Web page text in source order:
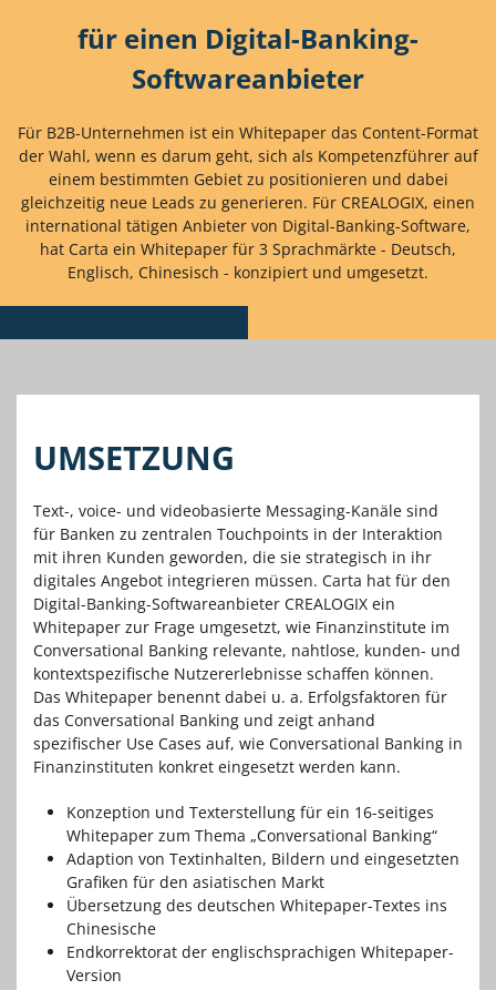
für einen Digital-Banking-
Softwareanbieter
Für B2B-Unternehmen ist ein Whitepaper das Content-Format
der Wahl, wenn es darum geht, sich als Kompetenzführer auf
einem bestimmten Gebiet zu positionieren und dabei
gleichzeitig neue Leads zu generieren. Für CREALOGIX, einen
international tätigen Anbieter von Digital-Banking-Software,
hat Carta ein Whitepaper für 3 Sprachmärkte - Deutsch,
Englisch, Chinesisch - konzipiert und umgesetzt.
UMSETZUNG
Text-, voice- und videobasierte Messaging-Kanäle sind
für Banken zu zentralen Touchpoints in der Interaktion
mit ihren Kunden geworden, die sie strategisch in ihr
digitales Angebot integrieren müssen. Carta hat für den
Digital-Banking-Softwareanbieter CREALOGIX ein
Whitepaper zur Frage umgesetzt, wie Finanzinstitute im
Conversational Banking relevante, nahtlose, kunden- und
kontextspezifische Nutzererlebnisse schaffen können.
Das Whitepaper benennt dabei u. a. Erfolgsfaktoren für
das Conversational Banking und zeigt anhand
spezifischer Use Cases auf, wie Conversational Banking in
Finanzinstituten konkret eingesetzt werden kann.
Konzeption und Texterstellung für ein 16-seitiges
Whitepaper zum Thema „Conversational Banking“
Adaption von Textinhalten, Bildern und eingesetzten
Grafiken für den asiatischen Markt
Übersetzung des deutschen Whitepaper-Textes ins
Chinesische
Endkorrektorat der englischsprachigen Whitepaper-
Version